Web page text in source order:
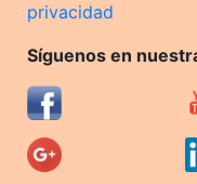
privacidad
Síguenos en